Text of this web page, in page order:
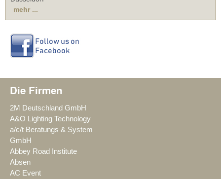
mehr ...
Die Firmen
2M Deutschland GmbH
A&O Lighting Technology
a/c/t Beratungs & System
GmbH
Abbey Road Institute
Absen
AC Event